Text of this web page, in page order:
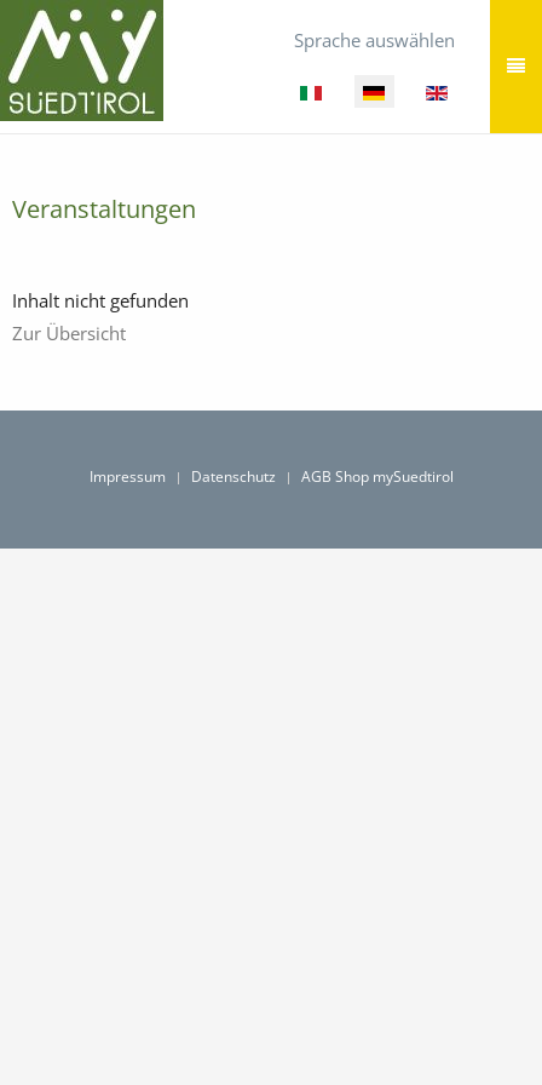
Sprache auswählen
Veranstaltungen
Inhalt nicht gefunden
Zur Übersicht
Impressum Datenschutz AGB Shop mySuedtirol